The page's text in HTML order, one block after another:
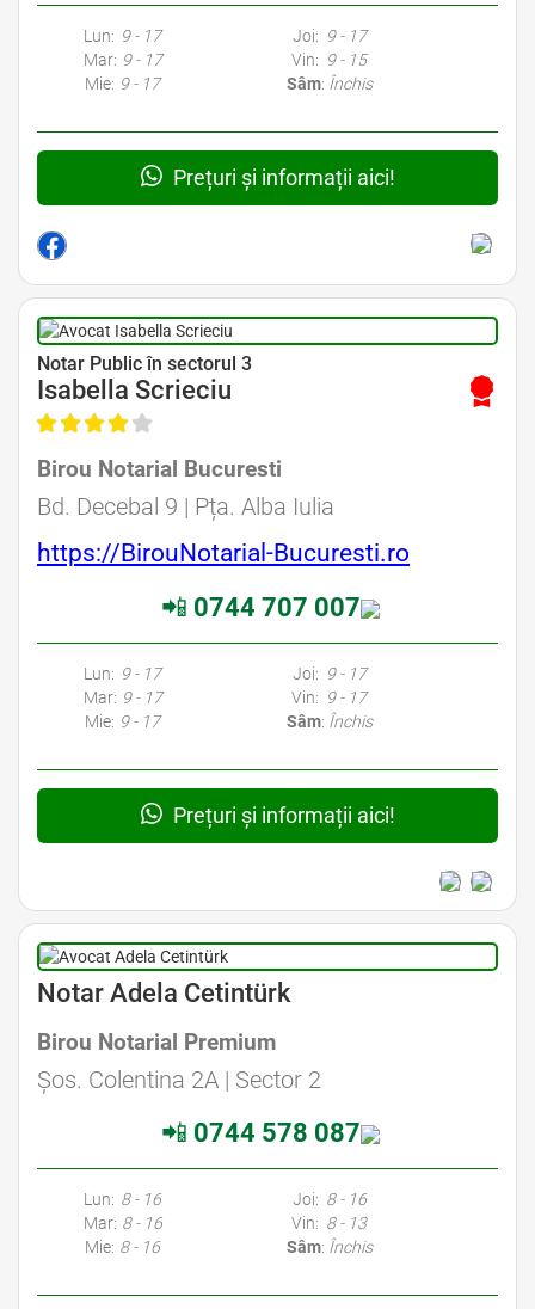
Lun: 9 - 17
Mar: 9 - 17
Mie: 9 - 17
Joi: 9 - 17
Vin: 9 - 15
Sâm: Închis
Prețuri și informații aici!
Avocat Specializat în Drept Civil • Avocat Specializat în Dreptul Familiei
Notar Public în sectorul 3
Isabella Scrieciu
Birou Notarial Bucuresti
Bd. Decebal 9 | Pța. Alba Iulia
https://BirouNotarial-Bucuresti.ro
📲 0744 707 007
Lun: 9 - 17
Mar: 9 - 17
Mie: 9 - 17
Joi: 9 - 17
Vin: 9 - 17
Sâm: Închis
Prețuri și informații aici!
Avocat Specializat în Drept Civil • Avocat Specializat în Dreptul Familiei
Notar Adela Cetintürk
Birou Notarial Premium
Șos. Colentina 2A | Sector 2
📲 0744 578 087
Lun: 8 - 16
Mar: 8 - 16
Mie: 8 - 16
Joi: 8 - 16
Vin: 8 - 13
Sâm: Închis